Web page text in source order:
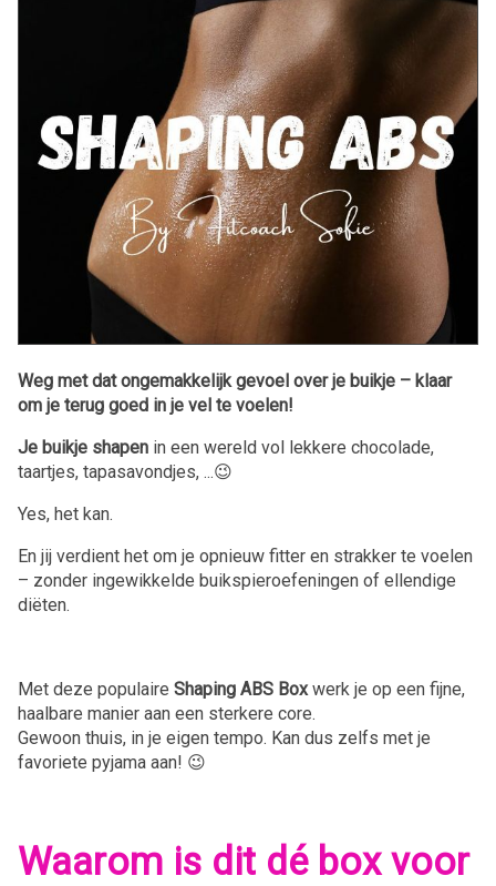
Weg met dat ongemakkelijk gevoel over je buikje – klaar
om je terug goed in je vel te voelen!
Je buikje shapen in een wereld vol lekkere chocolade,
taartjes, tapasavondjes, ...😉
Yes, het kan.
En jij verdient het om je opnieuw fitter en strakker te voelen
– zonder ingewikkelde buikspieroefeningen of ellendige
diëten.
Met deze populaire Shaping ABS Boxwerk je op een fijne,
haalbare manier aan een sterkere core.
Gewoon thuis, in je eigen tempo. Kan dus zelfs met je
favoriete pyjama aan! 😉
Waarom is dit dé box voor